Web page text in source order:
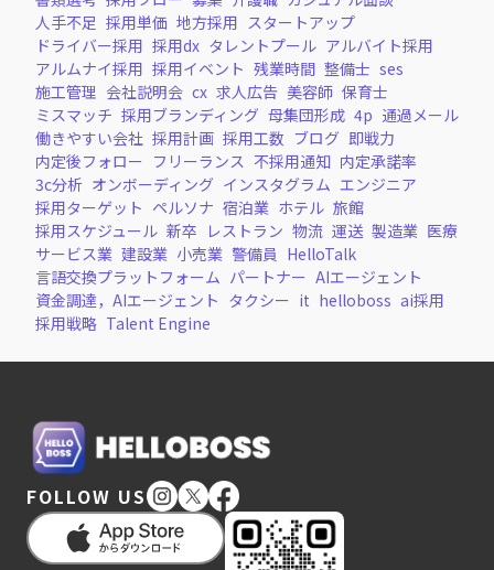
人手不足 採用単価 地方採用 スタートアップ
ドライバー採用 採用dx タレントプール アルバイト採用
アルムナイ採用 採用イベント 残業時間 整備士 ses
施工管理 会社説明会 cx 求人広告 美容師 保育士
ミスマッチ 採用ブランディング 母集団形成 4p 通過メール
働きやすい会社 採用計画 採用工数 ブログ 即戦力
内定後フォロー フリーランス 不採用通知 内定承諾率
3c分析 オンボーディング インスタグラム エンジニア
採用ターゲット ペルソナ 宿泊業 ホテル 旅館
採用スケジュール 新卒 レストラン 物流 運送 製造業 医療
サービス業 建設業 小売業 警備員 HelloTalk
言語交換プラットフォーム パートナー AIエージェント
資金調達，AIエージェント タクシー it helloboss ai採用
採用戦略 Talent Engine
FOLLOW US